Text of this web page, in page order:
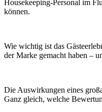
Housekeeping-Personal im
können.
Wie wichtig ist das
der Marke gemacht haben –
Die Auswirkungen eines
Ganz gleich, welche